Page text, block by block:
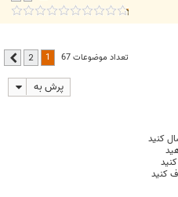
تعداد موضوعات 67 2 بعدی
پرش به
کنید
کنید